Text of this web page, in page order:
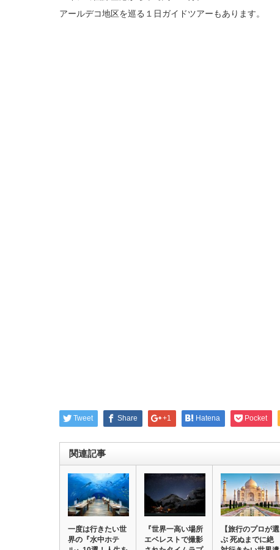
アールデコ地区を巡る１日ガイドツアーもあります。
Tweet Share +1 Hatena Pocket
関連記事
一度は行きたい世
界の『水中ホテ
『世界一高い場所
エベレストで撮影
【旅行のプロが選
ぶ 死ぬまでに絶